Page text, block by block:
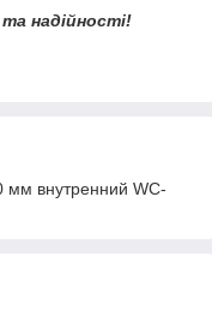
надійності!
мм внутренний WC-